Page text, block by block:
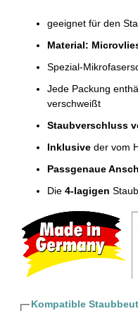
geeignet für den
Material:
Spezial-
Jede Packung
verschweißt
Staubverschluss
Inklusive der vom
Passgenaue
Die 4-lagigen
Kompatible